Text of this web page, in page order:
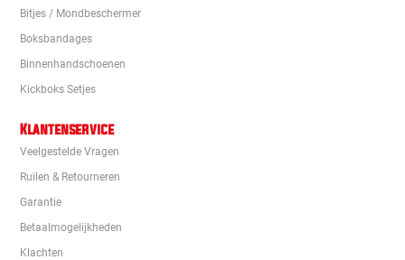
Bitjes / Mondbeschermer
Boksbandages
Binnenhandschoenen
Kickboks Setjes
Klantenservice
Veelgestelde Vragen
Ruilen & Retourneren
Garantie
Betaalmogelijkheden
Klachten